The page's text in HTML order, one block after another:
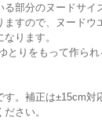
部分のヌードサイ
ますので、ヌードウ
ります。
とりをもって作ら
。補正は±15cm対
さい。